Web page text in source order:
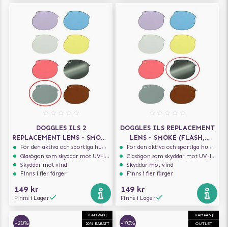
DOGGLES ILS 2
REPLACEMENT LENS - SMOKE
- ERSÄTTNINGSLINSER
För den aktiva och sportiga hunden
Glasögon som skyddar mot UV-ljus
Skyddar mot vind
Finns i fler färger
149 kr
Finns i Lager
DOGGLES ILS REPLACEMENT
LENS - SMOKE (FLASH,
MIRROR LENS) -
ERSÄTTNINGSLINSER
För den aktiva och sportiga hunden
Glasögon som skyddar mot UV-ljus
Skyddar mot vind
Finns i fler färger
149 kr
Finns i Lager
KAMPANJ
20% RABATT
-20%
KAMPANJ
OUTLET
-70%